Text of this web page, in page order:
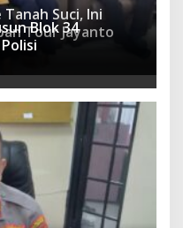
Suci, Ini
Tour Jayanto
Blok 34